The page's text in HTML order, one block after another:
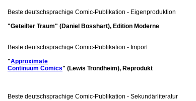
Beste deutschsprachige Comic-Publikation - Eigenproduktion
"Geteilter Traum" (Daniel Bosshart), Edition Moderne
Beste deutschsprachige Comic-Publikation - Import
"Approximate
Continuum Comics" (Lewis Trondheim), Reprodukt
Beste deutschsprachige Comic-Publikation - Sekundärliteratur